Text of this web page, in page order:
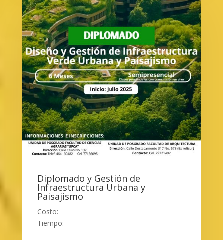
Diplomado y Gestión de
Infraestructura Urbana y
Paisajismo
Costo:
Tiempo: